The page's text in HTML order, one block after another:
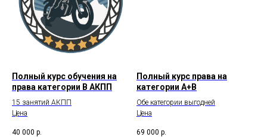
Полный курс обучения на
права категории В АКПП
15 занятий АКПП
Цена
40 000 р.
Полный курс права на
категории А+В
Обе категории выгодней
Цена
69 000 р.